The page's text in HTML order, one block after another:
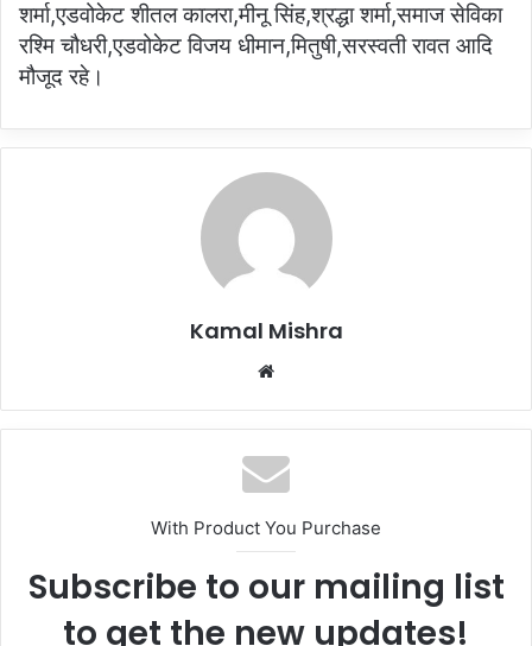
शर्मा,एडवोकेट शीतल कालरा,मीनू सिंह,श्रद्धा शर्मा,समाज सेविका
रश्मि चौधरी,एडवोकेट विजय धीमान,मितुषी,सरस्वती रावत आदि
मौजूद रहे।
Kamal Mishra
Website
With Product You Purchase
Subscribe to our mailing list
to get the new updates!